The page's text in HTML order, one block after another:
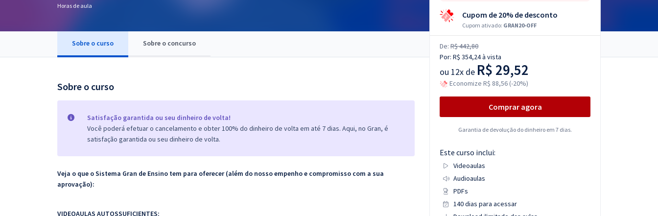
OAB
Questões grátis
Conteúdo gratuito
Horas de aula
Sobre o curso Sobre o concurso
Sobre o curso
Satisfação garantida ou seu dinheiro de volta!
Você poderá efetuar o cancelamento e obter 100% do dinheiro de volta em até 7 dias. Aqui, no Gran, é
satisfação garantida ou seu dinheiro de volta.
Veja o que o Sistema Gran de Ensino tem para oferecer (além do nosso empenho e compromisso com a sua
aprovação):
VIDEOAULAS AUTOSSUFICIENTES:
Cupom de 20% de desconto
Cupom ativado: GRAN20-OFF
De: R$ 442,80
Por: R$ 354,24à vista
ou 12x de R$ 29,52
Economize R$ 88,56 (-20%)
Comprar agora
Garantia de devolução do dinheiro em 7 dias.
Este curso inclui:
Videoaulas
Audioaulas
PDFs
140 dias para acessar